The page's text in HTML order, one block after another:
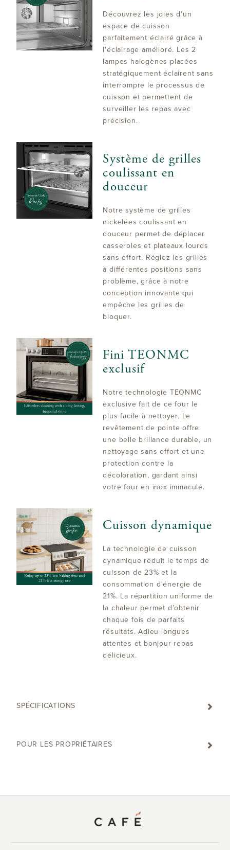
Découvrez les joies d'un
espace de cuisson
parfaitement éclairé grâce à
l'éclairage amélioré. Les 2
lampes halogènes placées
stratégiquement éclairent sans
interrompre le processus de
cuisson et permettent de
surveiller les repas avec
précision.
Système de grilles
coulissant en
douceur
Notre système de grilles
nickelées coulissant en
douceur permet de déplacer
casseroles et plateaux lourds
sans effort. Réglez les grilles
à différentes positions sans
problème, grâce à notre
conception innovante qui
empêche les grilles de
bloquer.
Fini TEONMC
exclusif
Notre technologie TEONMC
exclusive fait de ce four le
plus facile à nettoyer. Le
revêtement de pointe offre
une belle brillance durable, un
nettoyage sans effort et une
protection contre la
décoloration, gardant ainsi
votre four en inox immaculé.
Cuisson dynamique
La technologie de cuisson
dynamique réduit le temps de
cuisson de 23% et la
consommation d'énergie de
21%. La répartition uniforme de
la chaleur permet d’obtenir
chaque fois de parfaits
résultats. Adieu longues
attentes et bonjour repas
délicieux.
SPÉCIFICATIONS
POUR LES PROPRIÉTAIRES